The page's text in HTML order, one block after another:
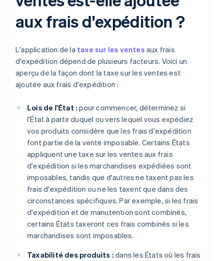
aux frais d'expédition ?
L'application de la taxe sur les ventes aux frais
d'expédition dépend de plusieurs facteurs. Voici un
aperçu de la façon dont la taxe sur les ventes est
ajoutée aux frais d'expédition :
Lois de l'État : pour commencer, déterminez si
l'État à partir duquel ou vers lequel vous expédiez
vos produits considère que les frais d'expédition
font partie de la vente imposable. Certains États
appliquent une taxe sur les ventes aux frais
d'expédition si les marchandises expédiées sont
imposables, tandis que d'autres ne taxent pas les
frais d'expédition ou ne les taxent que dans des
circonstances spécifiques. Par exemple, si les frais
d'expédition et de manutention sont combinés,
certains États taxeront ces frais combinés si les
marchandises sont imposables.
Taxabilité des produits : dans les États où les frais